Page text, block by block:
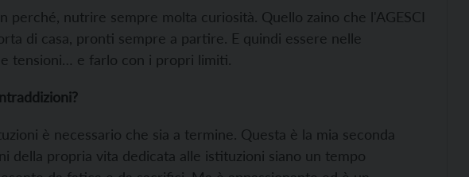
perché, nutrire sempre molta curiosità. Quello zaino che l'AGESCI
di casa, pronti sempre a partire. E quindi essere nelle
tensioni… e farlo con i propri limiti.
è necessario che sia a termine. Questa è la mia seconda
della propria vita dedicata alle istituzioni siano un tempo